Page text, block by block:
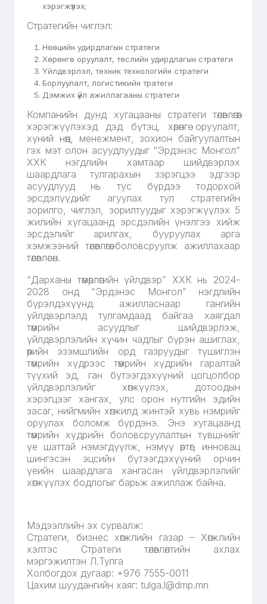
хэрэгжүүлэх;
Стратегийн чиглэл:
Нөөцийн удирдлагын стратеги
Хөрөнгө оруулалт, төслийн удирдлагын стратеги
Үйлдвэрлэл, техник технологийн стратеги
Борлуулалт, логистикийн тратеги
Дэмжих үйл ажиллагааны стратеги
Компанийн дунд хугацааны стратеги төлөвлөгөөг
хэрэгжүүлэхэд дэд бүтэц, хөрөнгө оруулалт,
хүний нөөц, менежмент, зохион байгуулалтын
гэх мэт олон асуудлуудыг “Эрдэнэс Монгол”
ХХК нэгдлийн хамтаар шийдвэрлэх
шаардлага тулгарахын зэрэгцээ эдгээр
асуудлууд нь тус бүрдээ тодорхой
эрсдэлүүдийг агуулах тул стратегийн
зорилго, чиглэл, зорилтуудыг хэрэгжүүлэх 5
жилийн хугацаанд эрсдэлийн үнэлгээ хийж
эрсдэлийг арилгах, бууруулах арга
хэмжээний төлөвлөгөө боловсруулж ажиллахаар
төлөвлөсөн.
“Дарханы төмөрлөгийн үйлдвэр” ХХК нь 2024-
2028 онд “Эрдэнэс Монгол” нэгдлийн
бүрэлдэхүүнд ажилласнаар гангийн
үйлдвэрлэлд тулгамдаад байгаа хаягдал
төмрийн асуудлыг шийдвэрлэж,
үйлдвэрлэлийн хүчин чадлыг бүрэн ашиглах,
өөрийн эзэмшлийн орд газруудыг түшиглэн
төмрийн хүдрээс төмрийн хүдрийн гаралтай
түүхий эд, ган бүтээгдэхүүний цогцолбор
үйлдвэрлэлийг хөгжүүлэх, дотоодын
хэрэгцээг хангах, улс орон нутгийн эдийн
засаг, нийгмийн хөгжилд жинтэй хувь нэмрийг
оруулах боломж бүрдэнэ. Энэ хугацаанд
төмрийн хүдрийн боловсруулалтын түвшнийг
үе шаттай нэмэгдүүлж, нэмүү өртөг, инновац
шингэсэн эцсийн бүтээгдэхүүний орчин
үеийн шаардлага хангасан үйлдвэрлэлийг
хөгжүүлэх бодлогыг барьж ажиллаж байна.
Мэдээллийн эх сурвалж:
Стратеги, бизнес хөгжлийн газар – Хөгжлийн
хэлтэс Стратеги төлөвлөлтийн ахлах
мэргэжилтэн Л.Тулга
Холбогдох дугаар: +976 7555-0011
Цахим шуудангийн хаяг: tulga.l@dmp.mn